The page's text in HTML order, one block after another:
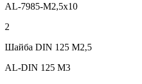
AL-7985-M2,5x10
2
Шайба DIN 125 М2,5
AL-DIN 125 M3